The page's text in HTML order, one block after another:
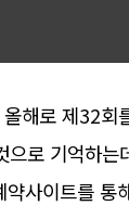
해로 제32
로 기억하
사이트를 통